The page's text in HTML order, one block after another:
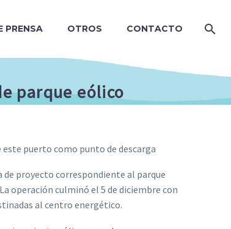
PRENSA OTROS CONTACTO
parque eólico
puerto como punto de descarga
proyecto correspondiente al parque
operación culminó el 5 de diciembre con
al centro energético.